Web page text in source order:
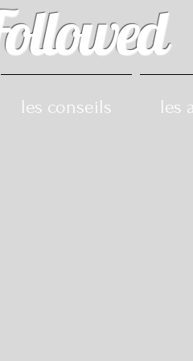
les conseils les